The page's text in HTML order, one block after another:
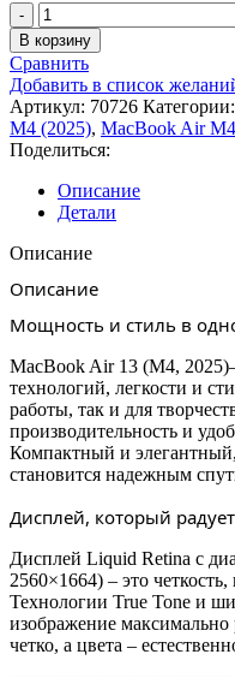
Количество
товара
Ноутбук
Apple
MacBook
Air
13
(M4,
10C
CPU/8C
GPU,
2025),
ГБ,
ГБ
SSD,
Silver
(серебристый)
MW0W3RU/A
В корзину
Сравнить
Добавить в список
Артикул: 70726 Категории:
M4 (2025), MacBook Air
Поделиться:
Описание
Детали
Описание
Описание
Мощность и стиль в
MacBook Air 13 (M4,
технологий, легкости и
работы, так и для
производительность и
Компактный и
становится надежным
Дисплей, который
Дисплей Liquid Retina с
2560×1664) – это
Технологии True Tone и
изображение
четко, а цвета –